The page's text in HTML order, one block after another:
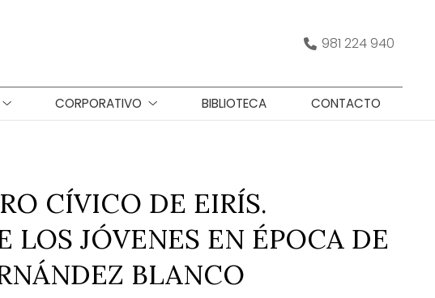
981 224 940
CORPORATIVO BIBLIOTECA CONTACTO
CÍVICO DE EIRÍS.
JÓVENES EN ÉPOCA DE
BLANCO